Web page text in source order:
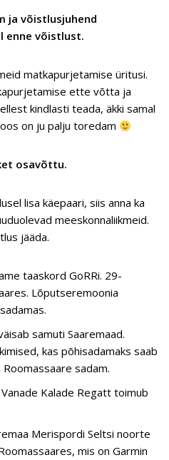
ja võistlusjuhend
enne võistlust.
matkapurjetamise üritusi.
ette võtta ja
kindlasti teada, äkki samal
on ju palju toredam
osavõttu.
lisa käepaari, siis anna ka
meeskonnaliikmeid.
jääda.
taaskord GoRRi. 29-
Lõputseremoonia
samuti Saaremaad.
kas põhisadamaks saab
sadam.
Kalade Regatt toimub
Merispordi Seltsi noorte
mis on Garmin